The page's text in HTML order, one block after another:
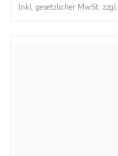
Inkl. gesetzlicher MwSt. zzgl.